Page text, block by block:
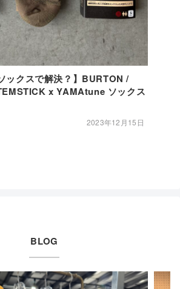
ックスで解決？】BURTON /
x YAMAtune ソックス
2023年12月15日
BLOG